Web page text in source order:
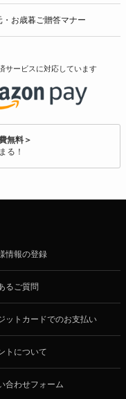
・お歳暮ご贈答マナー
サービスに対応しています
無料＞
る！
情報の登録
るご質問
ットカードでのお支払い
トについて
合わせフォーム